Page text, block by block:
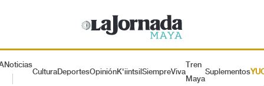
Noticias
CulturaDeportesOpiniónK'iintsil SiempreViva
Tren
Maya
Suplementos